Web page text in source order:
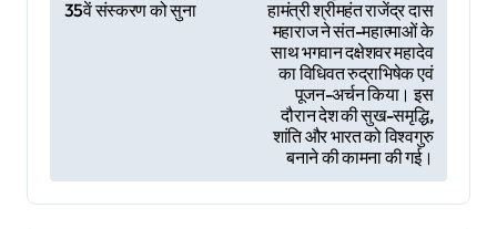
i
g
35वें संस्करण को सुना
हामंत्री श्रीमहंत राजेंद्र दास
महाराज ने संत-महात्माओं के
साथ भगवान दक्षेशवर महादेव
का विधिवत रुद्राभिषेक एवं
पूजन-अर्चन किया। इस
दौरान देश की सुख-समृद्धि,
शांति और भारत को विश्वगुरु
बनाने की कामना की गई।